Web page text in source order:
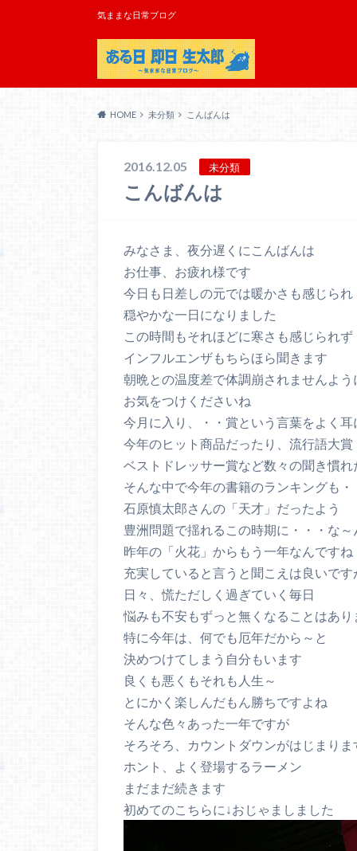
気ままな日常ブログ
HOME 未分類 こんばんは
2016.12.05 未分類
こんばんは
みなさま、夜分遅くにこんばんは
お仕事、お疲れ様です
今日も日差しの元では暖かさも感じられ
穏やかな一日になりました
この時間もそれほどに寒さも感じられず
インフルエンザもちらほら聞きます
朝晩との温度差で体調崩されませんよう
お気をつけくださいね
今月に入り、・・賞という言葉をよく耳
今年のヒット商品だったり、流行語大賞
ベストドレッサー賞など数々の聞き慣れ
そんな中で今年の書籍のランキングも・
石原慎太郎さんの「天才」だったよう
豊洲問題で揺れるこの時期に・・・な～
昨年の「火花」からもう一年なんですね
充実していると言うと聞こえは良いです
日々、慌ただしく過ぎていく毎日
悩みも不安もずっと無くなることはあり
特に今年は、何でも厄年だから～と
決めつけてしまう自分もいます
良くも悪くもそれも人生～
とにかく楽しんだもん勝ちですよね
そんな色々あった一年ですが
そろそろ、カウントダウンがはじまりま
ホント、よく登場するラーメン
まだまだ続きます
初めてのこちらに↓おじゃましました